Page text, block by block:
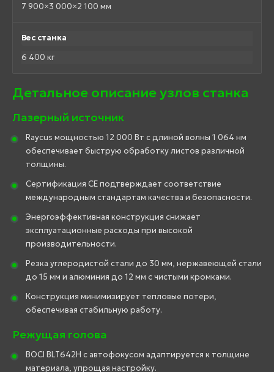
7 900×3 000×2 100 мм
Вес станка
6 400 кг
Детальное описание узлов станка
Лазерный источник
Raycus мощностью 12 000 Вт с длиной волны 1 064 нм
обеспечивает быструю обработку листов различной
толщины.
Сертификация CE подтверждает соответствие
международным стандартам качества и безопасности.
Энергоэффективная конструкция снижает
эксплуатационные расходы при высокой
производительности.
Резка углеродистой стали до 30 мм, нержавеющей стали
до 15 мм и алюминия до 12 мм с чистыми кромками.
Конструкция минимизирует тепловые потери,
обеспечивая стабильную работу.
Режущая голова
BOCI BLT642H с автофокусом адаптируется к толщине
материала, упрощая настройку.